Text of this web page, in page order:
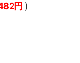
円 )